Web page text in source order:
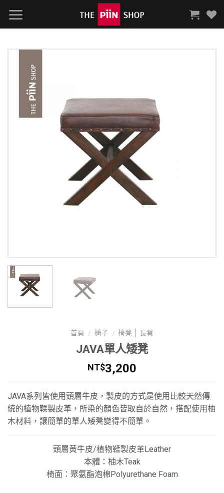
首頁 / 椅子 / 椅凳 │ 長凳
JAVA單人矮凳
NT$3,200
JAVA系列皆使用頭層牛皮，製皮的方式是使用比較天然傳
統的植物鞣製皮革，所染的顏色皆取自於自然，搭配使用柚
木材料，讓簡單的單人矮凳變得不簡單。
頭層黃牛皮/植物鞣製皮革Leather
本體：柚木Teak
椅面：聚氨酯泡棉Polyurethane Foam